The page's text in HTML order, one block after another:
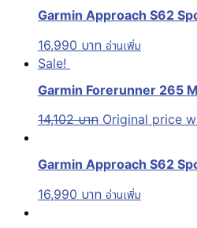
Garmin Approach S62
16,990 บาท อ่านเพิ่ม
Sale!
Garmin Forerunner 265
14,102บาท Original price
Garmin Approach S62
16,990 บาท อ่านเพิ่ม